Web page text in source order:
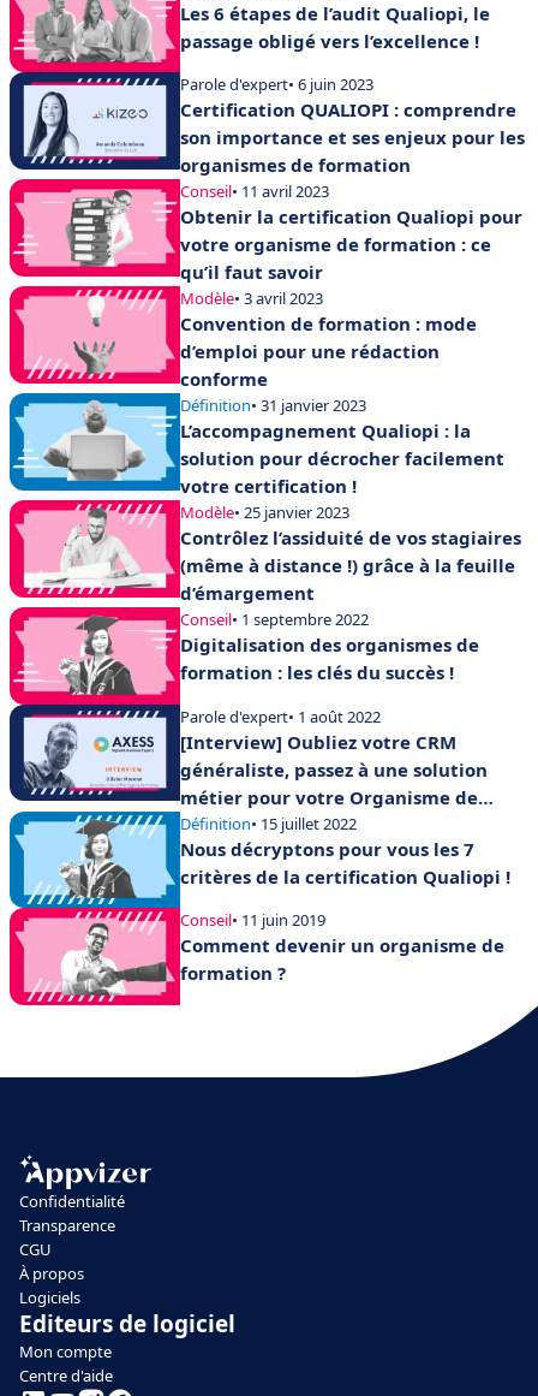
Les 6 étapes de l’audit Qualiopi, le
passage obligé vers l’excellence !
Parole d'expert• 6 juin 2023
Certification QUALIOPI : comprendre
son importance et ses enjeux pour les
organismes de formation
Conseil• 11 avril 2023
Obtenir la certification Qualiopi pour
votre organisme de formation : ce
qu’il faut savoir
Modèle• 3 avril 2023
Convention de formation : mode
d’emploi pour une rédaction
conforme
Définition• 31 janvier 2023
L’accompagnement Qualiopi : la
solution pour décrocher facilement
votre certification !
Modèle• 25 janvier 2023
Contrôlez l’assiduité de vos stagiaires
(même à distance !) grâce à la feuille
d’émargement
Conseil• 1 septembre 2022
Digitalisation des organismes de
formation : les clés du succès !
Parole d'expert• 1 août 2022
[Interview] Oubliez votre CRM
généraliste, passez à une solution
métier pour votre Organisme de
formation !
Définition• 15 juillet 2022
Nous décryptons pour vous les 7
critères de la certification Qualiopi !
Conseil• 11 juin 2019
Comment devenir un organisme de
formation ?
Confidentialité
Transparence
CGU
À propos
Logiciels
Editeurs de logiciel
Mon compte
Centre d'aide